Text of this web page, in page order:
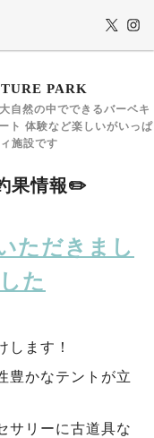
PARK
然の中でできるバーベキ
体験など楽しいがいっぱ
施設です
果情報✏️
ただきまし
た
します！
豊かなテントが立
サリーに古道具な